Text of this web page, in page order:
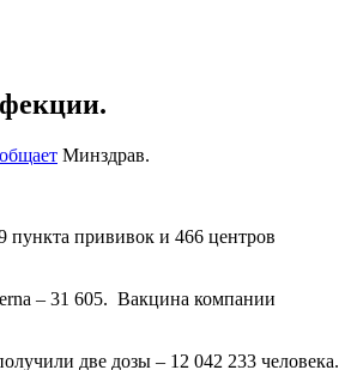
Минздрав.
прививок и 466 центров
– 31 605. Вакцина компании
две дозы – 12 042 233 человека.